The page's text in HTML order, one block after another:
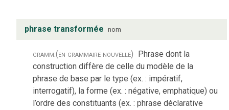
phrase transformée nom
gramm.(en grammaire nouvelle) Phrase dont la
construction diffère de celle du modèle de la
phrase de base par le type (ex. : impératif,
interrogatif), la forme (ex. : négative, emphatique) ou
l’ordre des constituants (ex. : phrase déclarative